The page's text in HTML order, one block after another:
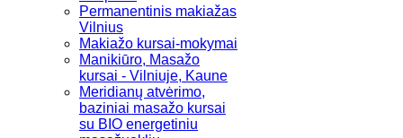
Permanentinis makiažas
Vilnius
Makiažo kursai-mokymai
Manikiūro, Masažo
kursai - Vilniuje, Kaune
Meridianų atvėrimo,
baziniai masažo kursai
su BIO energetiniu